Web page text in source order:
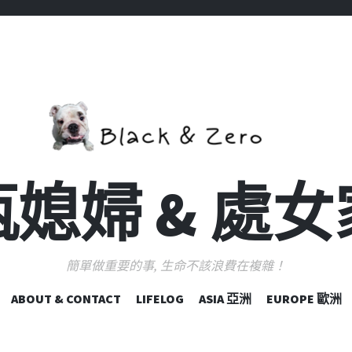
婦 & 處
簡單做重要的事, 生命不該浪費在複雜！
跳
ABOUT & CONTACT LIFELOG ASIA 亞洲 EUROPE 歐洲